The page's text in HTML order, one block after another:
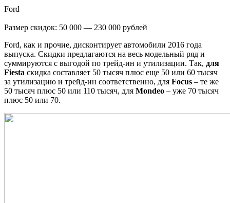
Ford
Размер скидок: 50 000 — 230 000 рублей
Ford, как и прочие, дисконтирует автомобили 2016 года
выпуска. Скидки предлагаются на весь модельный ряд и
суммируются с выгодой по трейд-ин и утилизации. Так, для
Fiesta скидка составляет 50 тысяч плюс еще 50 или 60 тысяч
за утилизацию и трейд-ин соответственно, для Focus – те же
50 тысяч плюс 50 или 110 тысяч, для Mondeo – уже 70 тысяч
плюс 50 или 70.